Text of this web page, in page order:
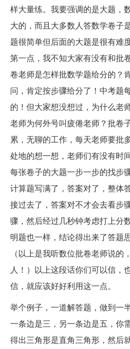
样大量练。我要强调的是大题，
大的，而且大多数人答数学卷子
题很简单但后面的大题是很有难
第一点，我不知大家有没有和批
卷老师是怎样批数学题给分的？
问，肯定按步骤给分了！中考题
的！但大家想没想过，为什么老
老师为何外号叫疲倦老师？批卷
累，无聊的工作，每天老师要批
处地的想一想，老师们有没有时
每张卷子的大题一步一步的找步
计算题写满了，答案对了，整体
接过去了，答案对不才会去看步
骤，然后经过几秒钟考虑打上分
明题也一样，结论得出来了答题
（以上是我听数位批卷老师说的
人！）以上这段话你们可以信，
信，就应该好好利用这一点。
举个例子，一道解答题，做到一
一条边是三，另一条边是五，你
得出三角形是直角三角形，然后